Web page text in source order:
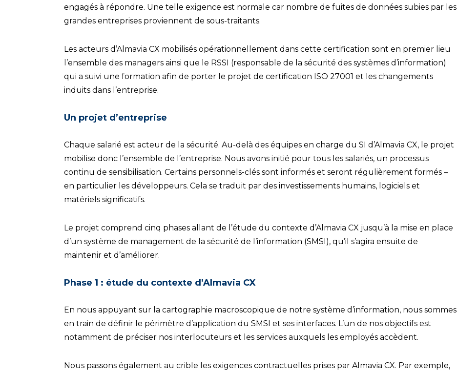
engagés à répondre. Une telle exigence est normale car nombre de fuites de données subies par les
grandes entreprises proviennent de sous-traitants.
Les acteurs d’Almavia CX mobilisés opérationnellement dans cette certification sont en premier lieu
l’ensemble des managers ainsi que le RSSI (responsable de la sécurité des systèmes d’information)
qui a suivi une formation afin de porter le projet de certification ISO 27001 et les changements
induits dans l’entreprise.
Un projet d’entreprise
Chaque salarié est acteur de la sécurité. Au-delà des équipes en charge du SI d’Almavia CX, le projet
mobilise donc l’ensemble de l’entreprise. Nous avons initié pour tous les salariés, un processus
continu de sensibilisation. Certains personnels-clés sont informés et seront régulièrement formés –
en particulier les développeurs. Cela se traduit par des investissements humains, logiciels et
matériels significatifs.
Le projet comprend cinq phases allant de l’étude du contexte d’Almavia CX jusqu’à la mise en place
d’un système de management de la sécurité de l’information (SMSI), qu’il s’agira ensuite de
maintenir et d’améliorer.
Phase 1 : étude du contexte d’Almavia CX
En nous appuyant sur la cartographie macroscopique de notre système d’information, nous sommes
en train de définir le périmètre d’application du SMSI et ses interfaces. L’un de nos objectifs est
notamment de préciser nos interlocuteurs et les services auxquels les employés accèdent.
Nous passons également au crible les exigences contractuelles prises par Almavia CX. Par exemple,